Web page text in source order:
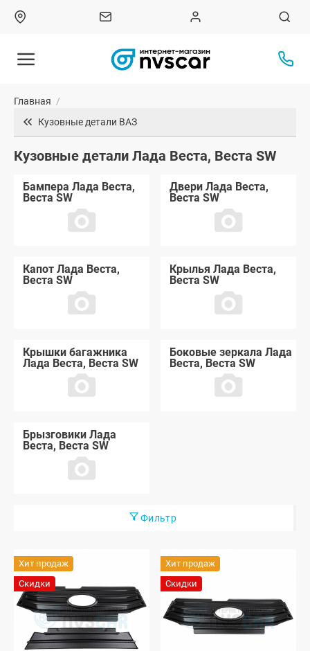
Главная /
Кузовные детали ВАЗ
Кузовные детали Лада Веста, Веста SW
Бампера Лада Веста,
Веста SW
Двери Лада Веста,
Веста SW
Капот Лада Веста,
Веста SW
Крылья Лада Веста,
Веста SW
Крышки багажника
Лада Веста, Веста SW
Боковые зеркала Лада
Веста, Веста SW
Брызговики Лада
Веста, Веста SW
Фильтр
Хит продаж
Скидки
Хит продаж
Скидки